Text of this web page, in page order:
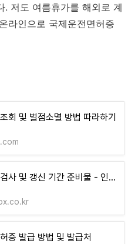
. 저도 여름휴가를 해외로 계
라인으로 국제운전면허증
회 및 벌점소멸 방법 따라하기
운전면허 적성검사 및 갱신 기간 준비물 - 인포메이션 박스
증 발급 방법 및 발급처